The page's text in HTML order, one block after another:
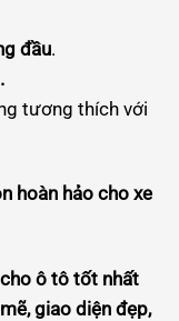
đầu.
tương thích với
hoàn hảo cho xe
ô tô tốt nhất
giao diện đẹp,